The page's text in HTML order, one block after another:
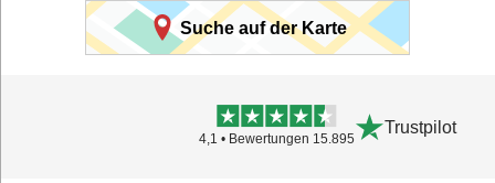
Suche auf der Karte
4,1 • Bewertungen 15.895
Trustpilot